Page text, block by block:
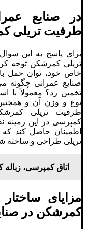
در صنایع
طرفیت تریلی
برای پاسخ به این
تریلی کمرشکن توجه
خاص خود، توان حمل
صنایع عمرانی چگونه
تخمین زد؟ معمولاً با
نوع و وزن آن و
ظرفیت تریلی
کمپرسی در این زمینه
اطمینان حاصل کند
تریلی طراحی و ساخته
اتاق کمپرسی، زباله کش و 4 نوع تریلر
مزایای
کمرشکن در